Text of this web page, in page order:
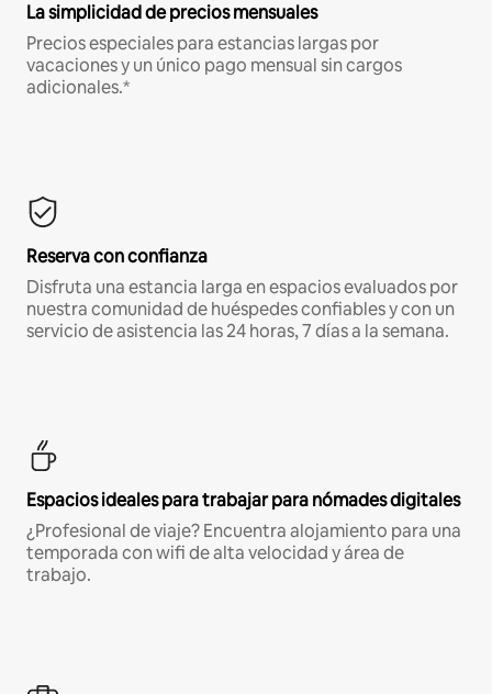
La simplicidad de precios mensuales
Precios especiales para estancias largas por
vacaciones y un único pago mensual sin cargos
adicionales.*
Reserva con confianza
Disfruta una estancia larga en espacios evaluados por
nuestra comunidad de huéspedes confiables y con un
servicio de asistencia las 24 horas, 7 días a la semana.
Espacios ideales para trabajar para nómades digitales
¿Profesional de viaje? Encuentra alojamiento para una
temporada con wifi de alta velocidad y área de
trabajo.